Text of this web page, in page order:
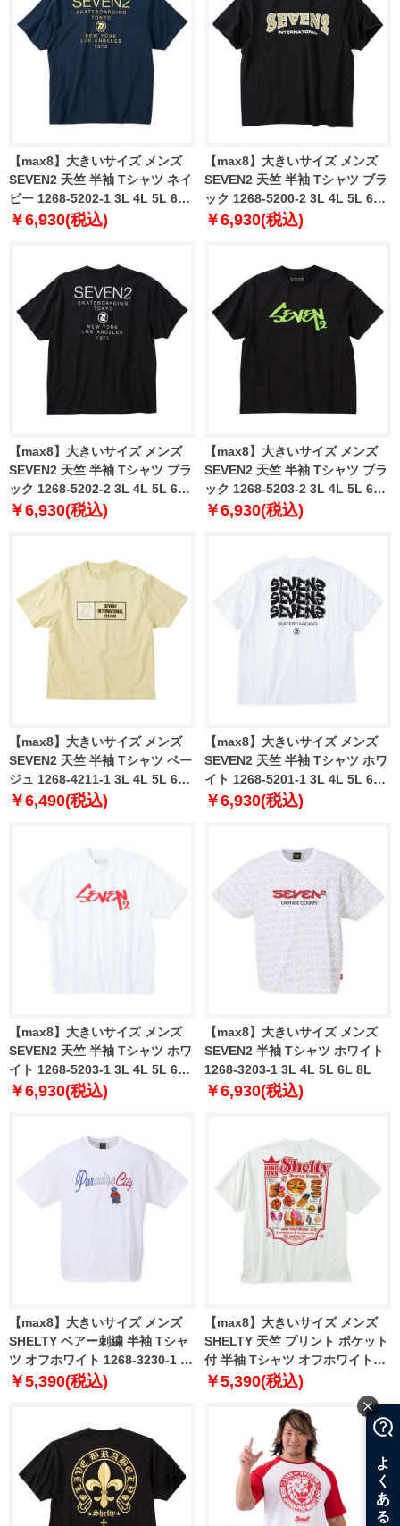
【max8】大きいサイズ メンズ
SEVEN2 天竺 半袖 Tシャツ ネイ
ビー 1268-5202-1 3L 4L 5L 6L
8L
￥6,930(税込)
【max8】大きいサイズ メンズ
SEVEN2 天竺 半袖 Tシャツ ブラ
ック 1268-5200-2 3L 4L 5L 6L
8L
￥6,930(税込)
【max8】大きいサイズ メンズ
SEVEN2 天竺 半袖 Tシャツ ブラ
ック 1268-5202-2 3L 4L 5L 6L
8L
￥6,930(税込)
【max8】大きいサイズ メンズ
SEVEN2 天竺 半袖 Tシャツ ブラ
ック 1268-5203-2 3L 4L 5L 6L
8L
￥6,930(税込)
【max8】大きいサイズ メンズ
SEVEN2 天竺 半袖 Tシャツ ベー
ジュ 1268-4211-1 3L 4L 5L 6L
8L
￥6,490(税込)
【max8】大きいサイズ メンズ
SEVEN2 天竺 半袖 Tシャツ ホワ
イト 1268-5201-1 3L 4L 5L 6L
8L
￥6,930(税込)
【max8】大きいサイズ メンズ
SEVEN2 天竺 半袖 Tシャツ ホワ
イト 1268-5203-1 3L 4L 5L 6L
8L
￥6,930(税込)
【max8】大きいサイズ メンズ
SEVEN2 半袖 Tシャツ ホワイト
1268-3203-1 3L 4L 5L 6L 8L
￥6,930(税込)
【max8】大きいサイズ メンズ
SHELTY ベアー刺繍 半袖 Tシャ
ツ オフホワイト 1268-3230-1 3L
4L 5L 6L 8L
￥5,390(税込)
【max8】大きいサイズ メンズ
SHELTY 天竺 プリント ポケット
付 半袖 Tシャツ オフホワイト
1268-5241-1 3L 4L 5L 6L 8L
￥5,390(税込)